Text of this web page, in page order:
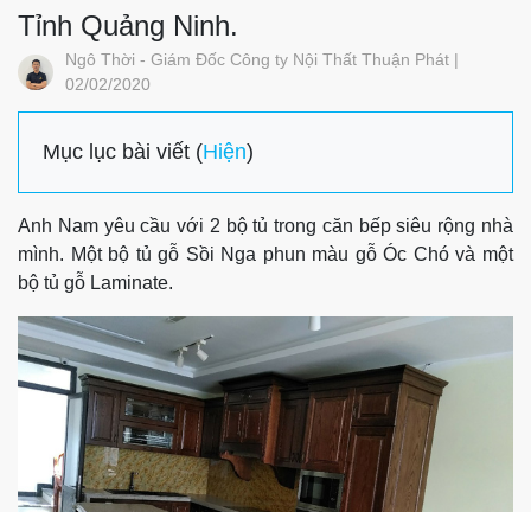
Tỉnh Quảng Ninh.
Ngô Thời - Giám Đốc Công ty Nội Thất Thuận Phát |
02/02/2020
Mục lục bài viết (Hiện)
Anh Nam yêu cầu với 2 bộ tủ trong căn bếp siêu rộng nhà
mình. Một bộ tủ gỗ Sồi Nga phun màu gỗ Óc Chó và một
bộ tủ gỗ Laminate.